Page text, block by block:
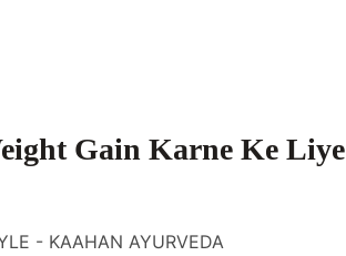
Gain Karne Ke